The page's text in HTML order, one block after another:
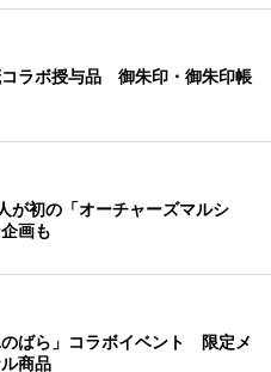
ラボ授与品 御朱印・御朱印帳
が初の「オーチャーズマルシ
画も
ばら」コラボイベント 限定メ
商品